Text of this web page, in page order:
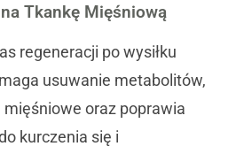
Tkankę Mięśniową
regeneracji po wysiłku
usuwanie metabolitów,
mięśniowe oraz poprawia
kurczenia się i